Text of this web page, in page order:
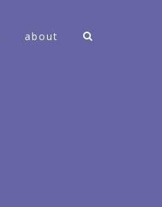
about